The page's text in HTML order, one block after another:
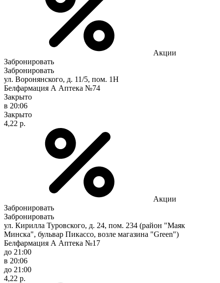
Акции
Забронировать
Забронировать
ул. Воронянского, д. 11/5, пом. 1Н
Белфармация А Аптека №74
Закрыто
в 20:06
Закрыто
4,22 р.
Акции
Забронировать
Забронировать
ул. Кирилла Туровского, д. 24, пом. 234 (район "Маяк
Минска", бульвар Пикассо, возле магазина "Green")
Белфармация А Аптека №17
до 21:00
в 20:06
до 21:00
4,22 р.